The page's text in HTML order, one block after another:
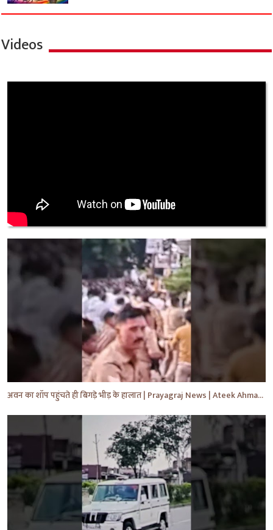
Videos
अवन का शॉप पहुंचते ही बिगड़े भीड़ के हालात | Prayagraj News | Ateek Ahmad | #shorts #yt #news